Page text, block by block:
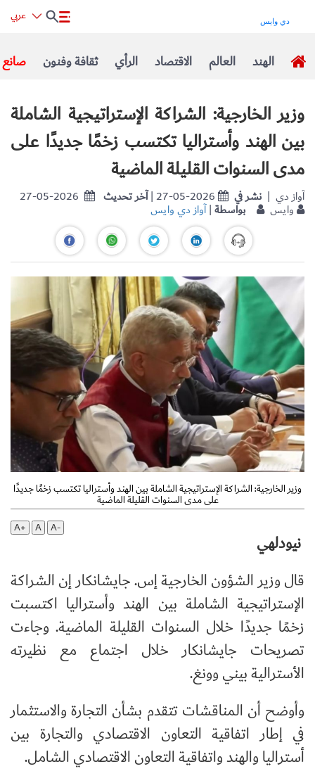
صانع ثقافة وفنون الرأي الاقتصاد العالم الهند
وزير الخارجية: الشراكة الإستراتيجية الشاملة
بين الهند وأستراليا تكتسب زخمًا جديدًا على
مدى السنوات القليلة الماضية
27-05-2026 آخر تحديث| 27-05-2026 نشر في | آواز دي
وايس بواسطة|آواز دي وايس
وزير الخارجية: الشراكة الإستراتيجية الشاملة بين الهند وأستراليا تكتسب زخمًا جديدًا
على مدى السنوات القليلة الماضية
A+
A A-
قال وزير الشؤون الخارجية إس. جايشانكار إن الشراكة
الإستراتيجية الشاملة بين الهند وأستراليا اكتسبت
زخمًا جديدًا خلال السنوات القليلة الماضية. وجاءت
تصريحات جايشانكار خلال اجتماع مع نظيرته
الأسترالية بيني وونغ.
وأوضح أن المناقشات تتقدم بشأن التجارة والاستثمار
في إطار اتفاقية التعاون الاقتصادي والتجارة بين
أستراليا والهند واتفاقية التعاون الاقتصادي الشامل.